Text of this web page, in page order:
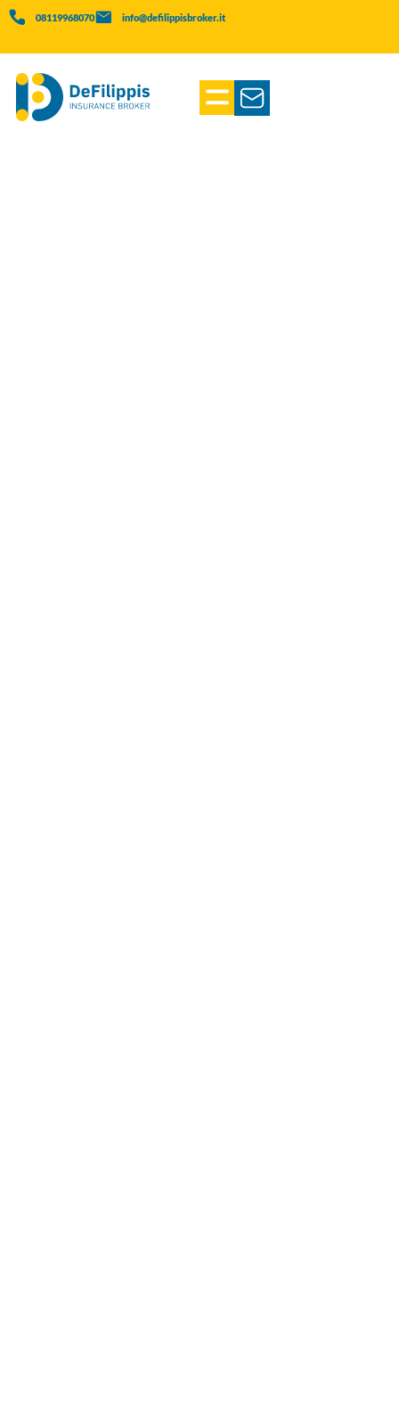
08119968070 info@defilippisbroker.it